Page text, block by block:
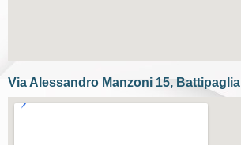
Via Alessandro Manzoni 15, Battipaglia